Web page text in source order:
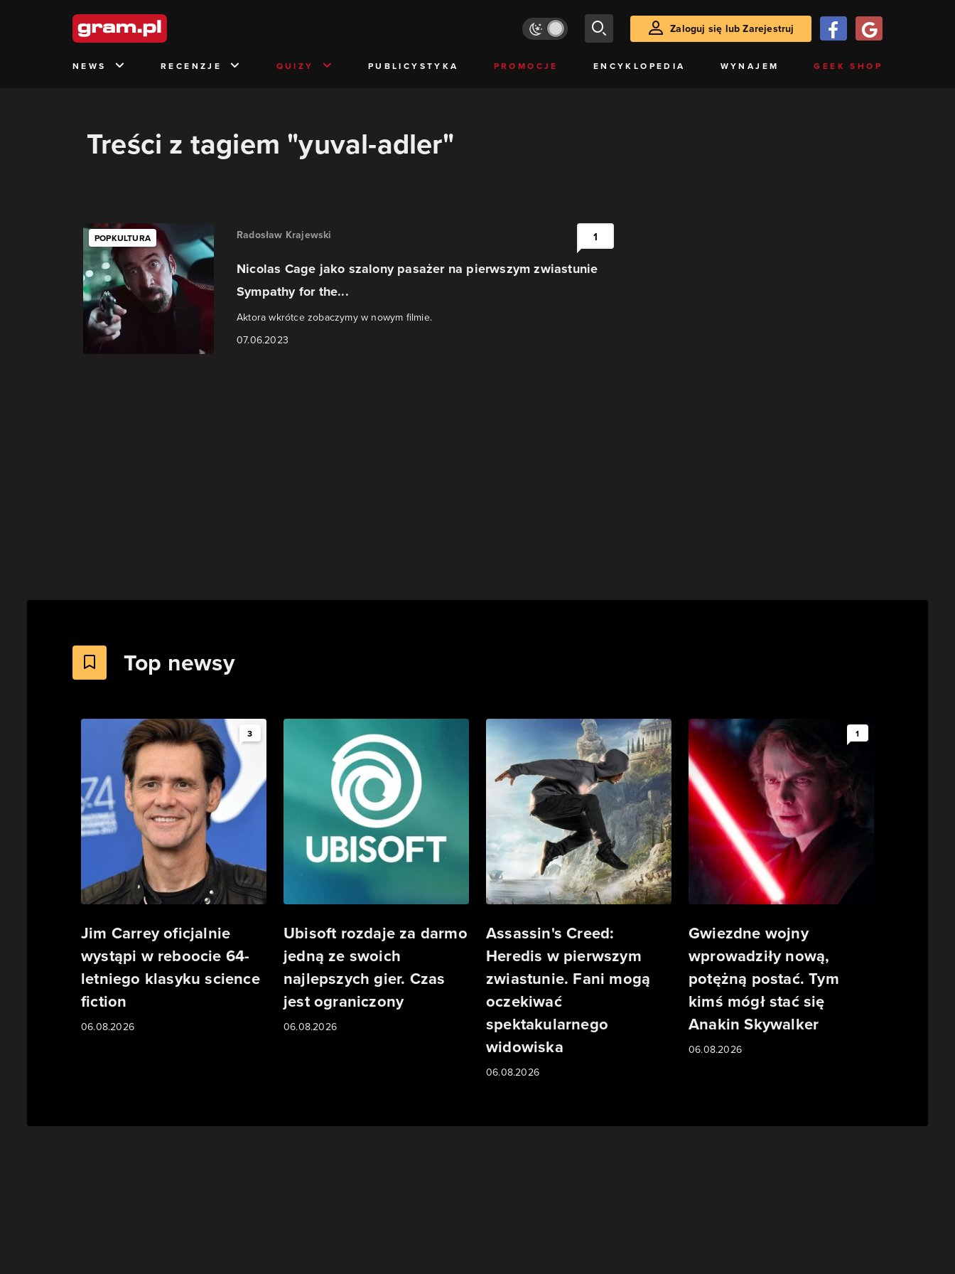
Zaloguj się lub Zarejestruj
NEWS RECENZJE QUIZY PUBLICYSTYKA PROMOCJE ENCYKLOPEDIA WYNAJEM GEEK SHOP
Treści z tagiem "yuval-adler"
POPKULTURA Radosław Krajewski
Nicolas Cage jako szalony pasażer na pierwszym zwiastunie
Sympathy for the...
Aktora wkrótce zobaczymy w nowym filmie.
07.06.2023
1
Top newsy
3
Jim Carrey oficjalnie
wystąpi w reboocie 64-
letniego klasyku science
fiction
06.08.2026
Ubisoft rozdaje za darmo
jedną ze swoich
najlepszych gier. Czas
jest ograniczony
06.08.2026
Assassin's Creed:
Heredis w pierwszym
zwiastunie. Fani mogą
oczekiwać
spektakularnego
widowiska
06.08.2026
1
Gwiezdne wojny
wprowadziły nową,
potężną postać. Tym
kimś mógł stać się
Anakin Skywalker
06.08.2026